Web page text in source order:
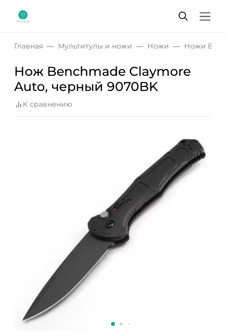
Главная Мультитулы и ножи Ножи Ножи
Нож Benchmade Claymore
Auto, черный 9070BK
К сравнению